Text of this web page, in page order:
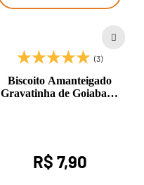
(3)
Biscoito Amanteigado
Gravatinha de Goiabada
R$ 7,90